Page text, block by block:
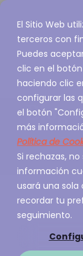
El Sitio Web
terceros con
Puedes
clic en el
haciendo clic
configurar las
el botón
más
Política de
Si rechazas,
información
usará una
recordar tu
seguimiento.
Blog
Esto